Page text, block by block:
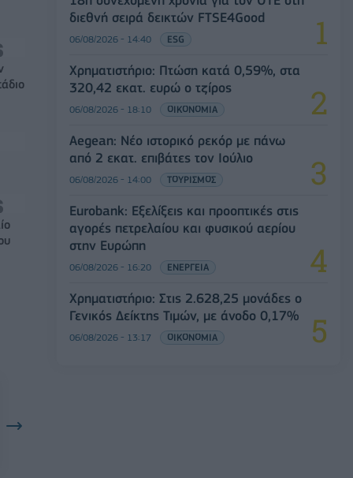
διεθνή σειρά δεικτών FTSE4Good
06/08/2026 - 14:40 ESG
Χρηματιστήριο: Πτώση κατά 0,59%, στα
320,42 εκατ. ευρώ ο τζίρος
06/08/2026 - 18:10 ΟΙΚΟΝΟΜΙΑ
Aegean: Νέο ιστορικό ρεκόρ με πάνω
από 2 εκατ. επιβάτες τον Ιούλιο
06/08/2026 - 14:00 ΤΟΥΡΙΣΜΟΣ
Eurobank: Εξελίξεις και προοπτικές στις
αγορές πετρελαίου και φυσικού αερίου
στην Ευρώπη
06/08/2026 - 16:20 ΕΝΕΡΓΕΙΑ
Χρηματιστήριο: Στις 2.628,25 μονάδες ο
Γενικός Δείκτης Τιμών, με άνοδο 0,17%
06/08/2026 - 13:17 ΟΙΚΟΝΟΜΙΑ